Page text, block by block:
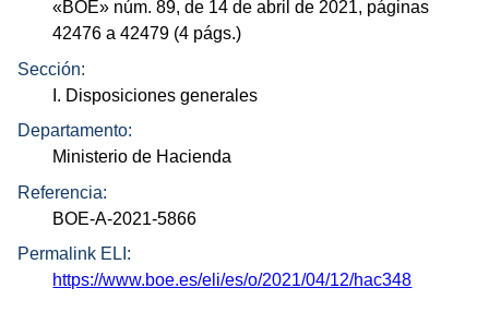
«BOE» núm. 89, de 14 de abril de 2021, páginas
42476 a 42479 (4 págs.)
Sección:
I. Disposiciones generales
Departamento:
Ministerio de Hacienda
Referencia:
BOE-A-2021-5866
Permalink ELI:
https://www.boe.es/eli/es/o/2021/04/12/hac348